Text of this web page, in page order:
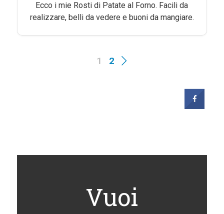
Ecco i mie Rosti di Patate al Forno. Facili da
realizzare, belli da vedere e buoni da mangiare.
1 2
Vuoi